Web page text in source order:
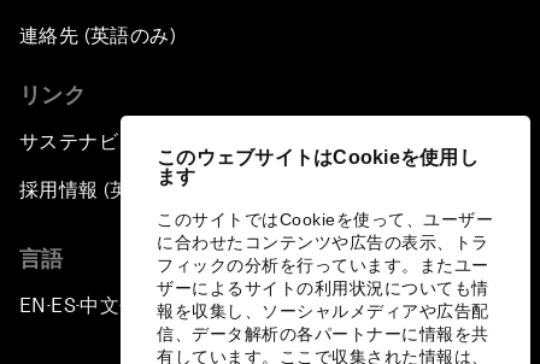
このウェブサイトはCookieを使用し
ます
このサイトではCookieを使って、ユーザー
に合わせたコンテンツや広告の表示、トラ
フィックの分析を行っています。またユー
ザーによるサイトの利用状況についても情
報を収集し、ソーシャルメディアや広告配
信、データ解析の各パートナーに情報を共
有しています。ここで収集された情報は、
連絡先 (英語のみ)
リンク
サステナビリティへの取り組み
採用情報 (英語のみ)
言語
EN ▪ES▪中文▪ 日本語